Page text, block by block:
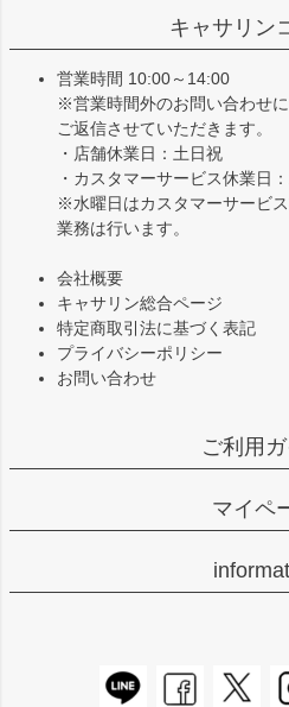
キャサリン
営業時間 10:00～14:00
※営業時間外のお問い合わせ
ご返信させていただきます。
・店舗休業日：土日祝
・カスタマーサービス休業日
※水曜日はカスタマーサービ
業務は行います。
会社概要
キャサリン総合ページ
特定商取引法に基づく表記
プライバシーポリシー
お問い合わせ
ご利用
マイペ